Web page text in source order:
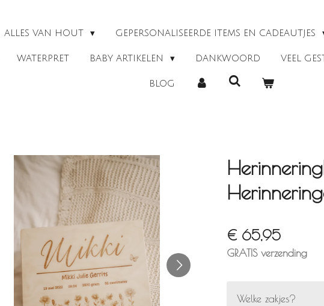
ALLES VAN HOUT GEPERSONALISEERDE ITEMS EN CADEAUTJES
WATERPRET BABY ARTIKELEN DANKWOORD VEEL
BLOG
€ 65,95
GRATIS verzending
Welke zakjes?